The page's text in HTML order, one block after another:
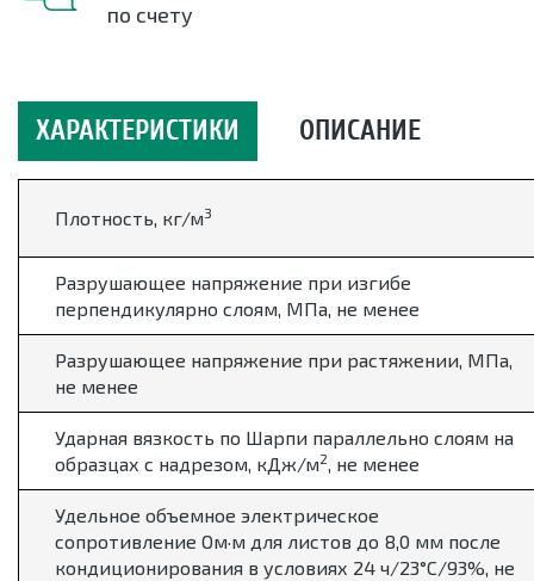
по счету
ХАРАКТЕРИСТИКИ ОПИСАНИЕ
Плотность, кг/м3
Разрушающее напряжение при изгибе
перпендикулярно слоям, МПа, не менее
Разрушающее напряжение при растяжении, МПа,
не менее
Ударная вязкость по Шарпи параллельно слоям на
образцах с надрезом, кДж/м2, не менее
Удельное объемное электрическое
сопротивление Ом·м для листов до 8,0 мм после
кондиционирования в условиях 24 ч/23°С/93%, не